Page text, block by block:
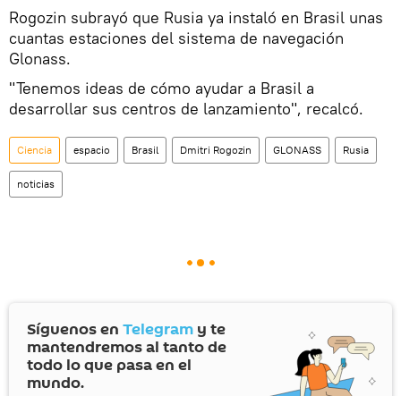
Rogozin subrayó que Rusia ya instaló en Brasil unas
cuantas estaciones del sistema de navegación
Glonass.
"Tenemos ideas de cómo ayudar a Brasil a
desarrollar sus centros de lanzamiento", recalcó.
Ciencia espacio Brasil Dmitri Rogozin GLONASS Rusia
noticias
Síguenos en Telegram y te
mantendremos al tanto de
todo lo que pasa en el
mundo.